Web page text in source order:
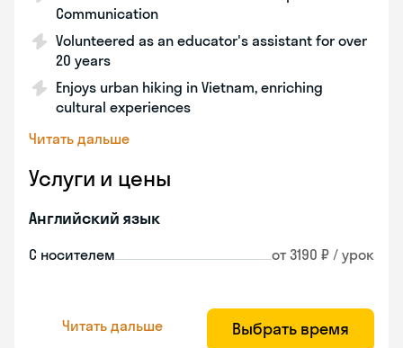
Communication
Volunteered as an educator's assistant for over
20 years
Enjoys urban hiking in Vietnam, enriching
cultural experiences
Читать дальше
Услуги и цены
Английский язык
С носителем от 3190 ₽ / урок
Читать дальше Выбрать время